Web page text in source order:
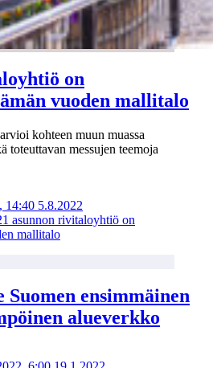
on
vuoden mallitalo
kohteen muun muassa
toteuttavan messujen teemoja
14:40 5.8.2022
asunnon rivitaloyhtiö on
mallitalo
Suomen ensimmäinen
alueverkko